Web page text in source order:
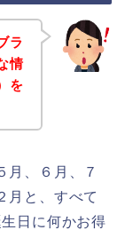
ラ
情
を
月、６月、７
月と、すべて
日に何かお得